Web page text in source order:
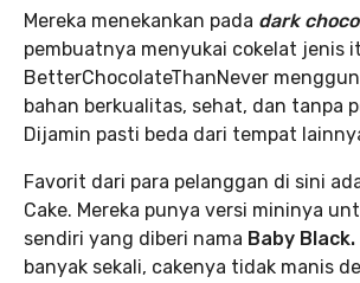
Mereka menekankan pada dark
pembuatnya menyukai cokelat jenis
BetterChocolateThanNever
bahan berkualitas, sehat, dan tanpa
Dijamin pasti beda dari tempat
Favorit dari para pelanggan di sini
Cake. Mereka punya versi mininya
sendiri yang diberi nama Baby Black.
banyak sekali, cakenya tidak manis